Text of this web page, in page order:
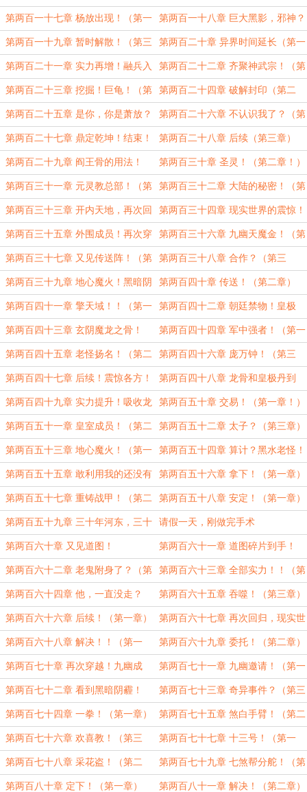
（第一章！） 二章！）
第两百一十七章 杨放出现！（第一
章）
第两百一十八章 巨大黑影，邪神？
（第二章）
第两百一十九章 暂时解散！（第三
章）
第两百二十章 异界时间延长（第一
章）
第两百二十一章 实力再增！融兵入
体！（第二章）
第两百二十二章 齐聚神武宗！（第
三章）
第两百二十三章 挖掘！巨龟！（第
一章）
第两百二十四章 破解封印（第二
章）
第两百二十五章 是你，你是萧放？
（第三章）
第两百二十六章 不认识我了？（第
一章）
第两百二十七章 鼎定乾坤！结束！
（第二章）
第两百二十八章 后续（第三章）
第两百二十九章 阎王骨的用法！
（第一章）
第两百三十章 圣灵！（第二章！）
第两百三十一章 元灵教总部！（第
一章！）
第两百三十二章 大陆的秘密！（第
二章）
第两百三十三章 开内天地，再次回
归！（第三章）
第两百三十四章 现实世界的震惊！
猛虎下山！（第一章）
第两百三十五章 外围成员！再次穿
越！（第二章）
第两百三十六章 九幽天魔金！（第
一章）
第两百三十七章 又见传送阵！（第
二章）
第两百三十八章 合作？（第三
章！）
第两百三十九章 地心魔火！黑暗阴
霾！（第一章）
第两百四十章 传送！（第二章）
第两百四十一章 擎天域！！（第一
章！）
第两百四十二章 朝廷禁物！皇极
丹！（第二章）
第两百四十三章 玄阴魔龙之骨！
（第三章）
第两百四十四章 军中强者！（第一
章）
第两百四十五章 老怪扬名！（第二
章！）
第两百四十六章 庞万钟！（第三
章！）
第两百四十七章 后续！震惊各方！
（第一章！）
第两百四十八章 龙骨和皇极丹到
手！（第二章）
第两百四十九章 实力提升！吸收龙
骨！（第三章！）
第两百五十章 交易！（第一章！）
第两百五十一章 皇室成员！（第二
章）
第两百五十二章 太子？（第三章）
第两百五十三章 地心魔火！（第一
章）
第两百五十四章 算计？黑水老怪！
（第二章）
第两百五十五章 敢利用我的还没有
一个！（第三章）
第两百五十六章 拿下！（第一章）
第两百五十七章 重铸战甲！（第二
章！）
第两百五十八章 安定！（第一章）
第两百五十九章 三十年河东，三十
年河西？（第二章）
请假一天，刚做完手术
第两百六十章 又见道图！ 第两百六十一章 道图碎片到手！
（第二章）
第两百六十二章 老鬼附身了？（第
三章）
第两百六十三章 全部实力！！（第
一章）
第两百六十四章 他，一直没走？
（第二章）
第两百六十五章 吞噬！（第三章）
第两百六十六章 后续！（第一章） 第两百六十七章 再次回归，现实世
界的变故！（第二章）
第两百六十八章 解决！！（第一
章！）
第两百六十九章 委托！（第二章）
第两百七十章 再次穿越！九幽成
员！（第三章）
第两百七十一章 九幽邀请！（第一
章）
第两百七十二章 看到黑暗阴霾！
（第二章）
第两百七十三章 奇异事件？（第三
章）
第两百七十四章 一拳！（第一章） 第两百七十五章 煞白手臂！（第二
章）
第两百七十六章 欢喜教！（第三
章）
第两百七十七章 十三号！（第一
章）
第两百七十八章 采花盗！（第二
章）
第两百七十九章 七煞帮分舵！（第
三章）
第两百八十章 定下！（第一章） 第两百八十一章 解决！（第二章）